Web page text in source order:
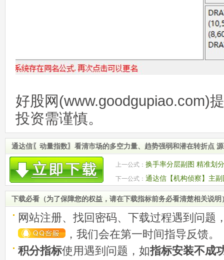
好股网(www.goodgupiao.com)
投资需谨慎。
通达信〖动量指数〗看清市场的多空力量、趋势强弱和潜在转折点
上一公式： 换手率分层副图 精准划
手四大区间
下一公式： 通达信【机构侦察】主
下载必看（为了保障您的权益，请在下载指标前务必看清楚相关说明
网站注册、找回密码、下载过程遇到问题
，我们会在第一时间指导反馈。
积分指标使用遇到问题，如指标安装不成